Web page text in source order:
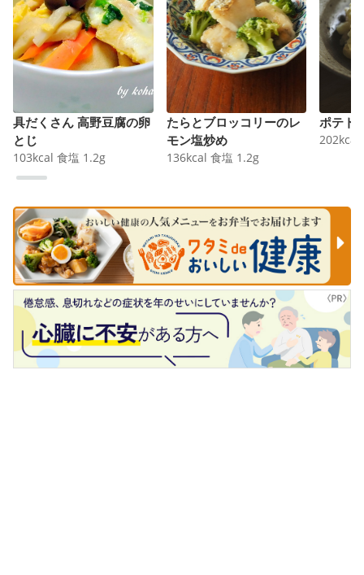
具だくさん 高野豆腐の卵
とじ
103kcal 食塩 1.2g
たらとブロッコリーのレ
モン塩炒め
136kcal 食塩 1.2g
ポテト
202kcal